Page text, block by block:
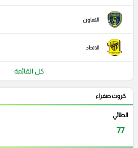
التعاون
الاتحاد
كل القائمة
كروت صفراء
الطائي
77